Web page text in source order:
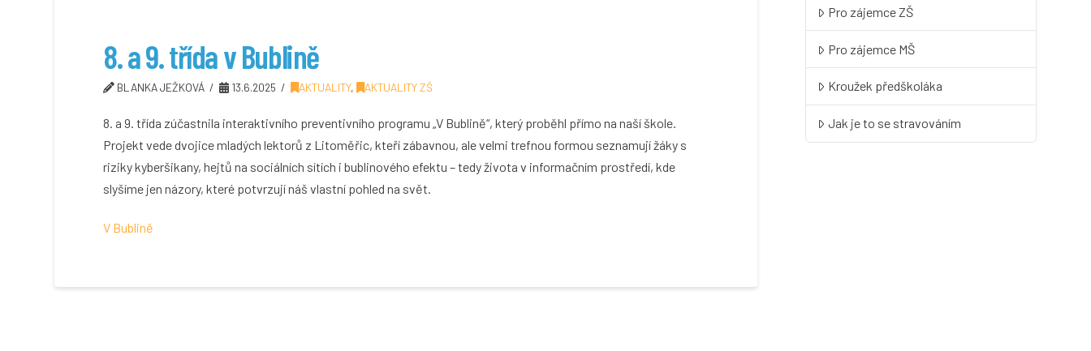
8. a 9. třída v Bublině
BLANKA JEŽKOVÁ 13.6.2025 AKTUALITY, AKTUALITY ZŠ
8. a 9. třída zúčastnila interaktivního preventivního programu „V Bublině“, který proběhl přímo na naší škole.
Projekt vede dvojice mladých lektorů z Litoměřic, kteří zábavnou, ale velmi trefnou formou seznamují žáky s
riziky kyberšikany, hejtů na sociálních sítích i bublinového efektu – tedy života v informačním prostředí, kde
slyšíme jen názory, které potvrzují náš vlastní pohled na svět.
V Bublině
Pro zájemce ZŠ
Pro zájemce MŠ
Kroužek předškoláka
Jak je to se stravováním